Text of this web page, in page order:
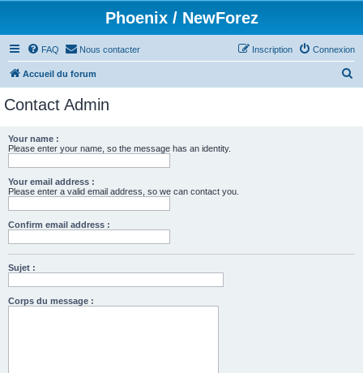
Phoenix / NewForez
FAQ Nous contacter Connexion
Inscription
Accueil du forum
Contact Admin
Your name :
Please enter your name, so the message has an identity.
Your email address :
Please enter a valid email address, so we can contact you.
Confirm email address :
Sujet :
Corps du message :